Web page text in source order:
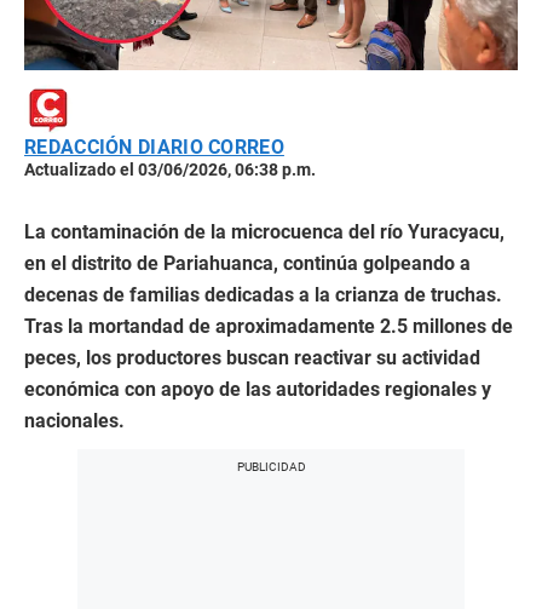
REDACCIÓN DIARIO CORREO
Actualizado el 03/06/2026, 06:38 p.m.
La contaminación de la microcuenca del río Yuracyacu,
en el distrito de Pariahuanca, continúa golpeando a
decenas de familias dedicadas a la crianza de truchas.
Tras la mortandad de aproximadamente 2.5 millones de
peces, los productores buscan reactivar su actividad
económica con apoyo de las autoridades regionales y
nacionales.